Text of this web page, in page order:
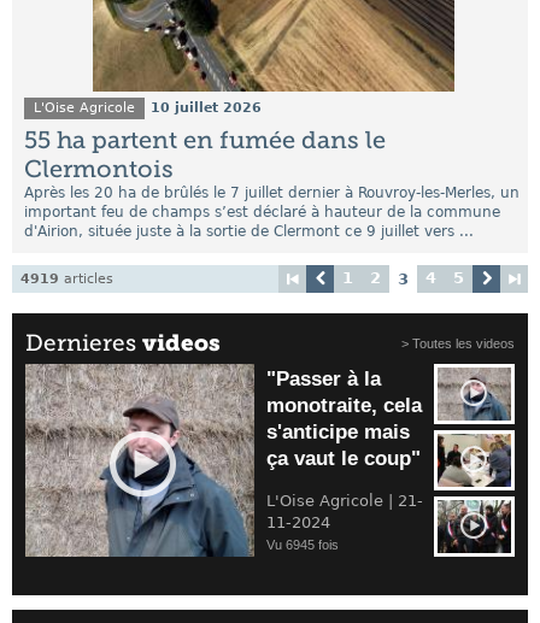
L'Oise Agricole 10 juillet 2026
55 ha partent en fumée dans le
Clermontois
Après les 20 ha de brûlés le 7 juillet dernier à Rouvroy-les-Merles, un
important feu de champs s’est déclaré à hauteur de la commune
d'Airion, située juste à la sortie de Clermont ce 9 juillet vers ...
1 2 3 4 5
4919 articles
> Toutes les videos
Dernieres videos
"Passer à la
monotraite, cela
s'anticipe mais
ça vaut le coup"
L'Oise Agricole | 21-
11-2024
Vu 6945 fois